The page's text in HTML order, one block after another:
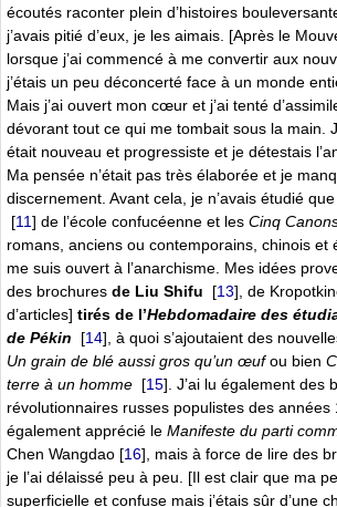
écoutés raconter plein d’histoires
j’avais pitié d’eux, je les aimais. [Après le
lorsque j’ai commencé à me convertir aux
j’étais un peu déconcerté face à un monde
Mais j’ai ouvert mon cœur et j’ai tenté
dévorant tout ce qui me tombait sous la main.
était nouveau et progressiste et je détestais
Ma pensée n’était pas très élaborée et je
discernement. Avant cela, je n’avais étudié
[11] de l’école confucéenne et les Cinq
romans, anciens ou contemporains, chinois et
me suis ouvert à l’anarchisme. Mes idées
des brochures de Liu Shifu [13] , de
d’articles] tirés de l’Hebdomadaire des
de Pékin
[14] , à quoi s’ajoutaient des
Un grain de blé aussi gros qu’un œufou bien
terre à un homme [15] . J’ai lu également des
révolutionnaires russes populistes des années
également apprécié le Manifeste du parti
Chen Wangdao [16] , mais à force de lire des
je l’ai délaissé peu à peu. [Il est clair que ma
superficielle et confuse mais j’étais sûr d’une